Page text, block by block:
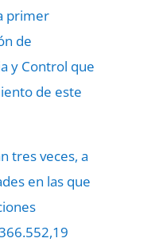
primer
de
y Control que
de este
tres veces, a
en las que